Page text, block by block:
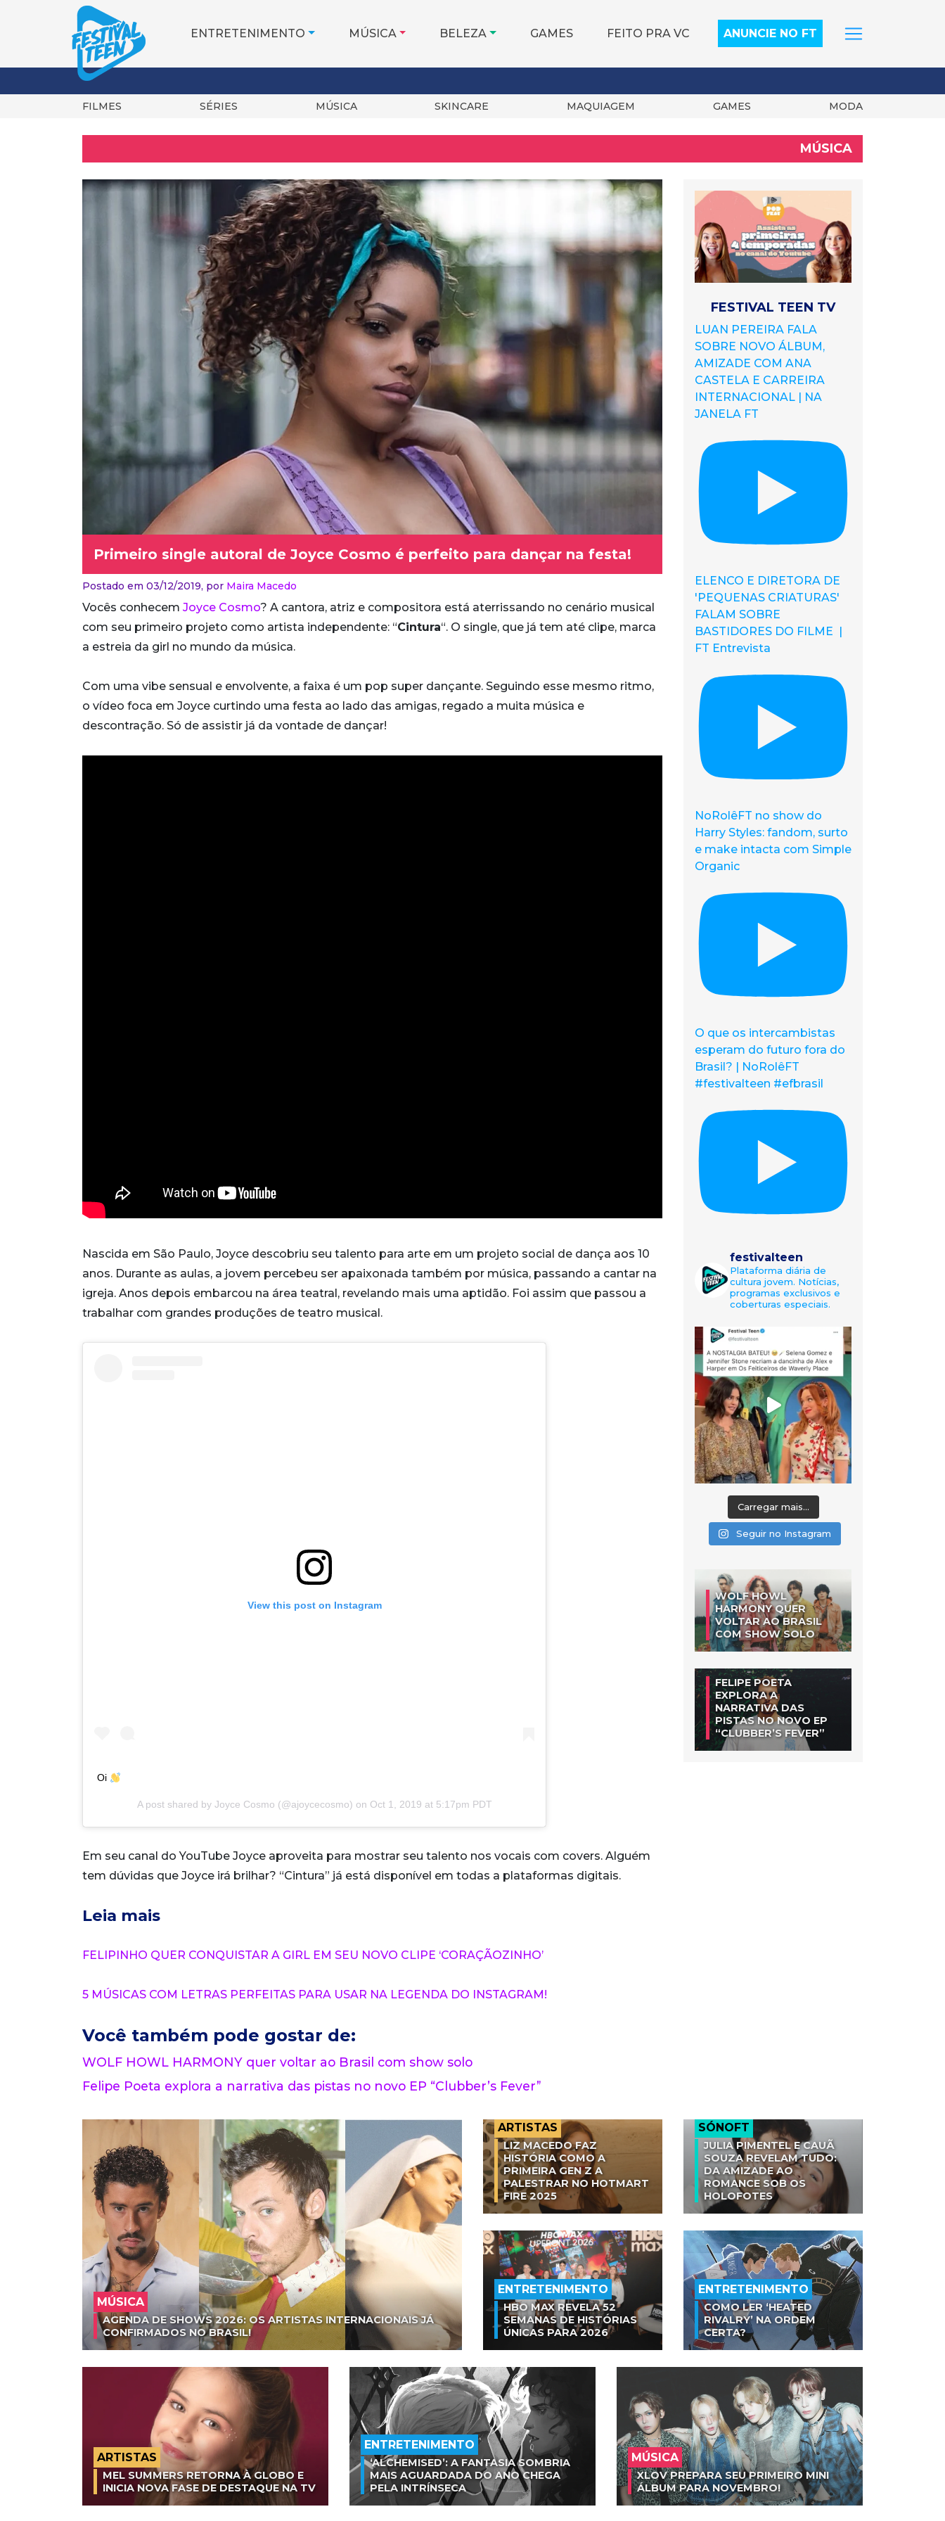
ENTRETENIMENTO MÚSICA BELEZA GAMES FEITO PRA VC ANUNCIE NO FT
FILMES SÉRIES MÚSICA SKINCARE MAQUIAGEM GAMES MODA
MÚSICA
Primeiro single autoral de Joyce Cosmo é perfeito para dançar na festa!
Postado em 03/12/2019, por Maira Macedo
Vocês conhecem Joyce Cosmo? A cantora, atriz e compositora está aterrissando no cenário musical
com seu primeiro projeto como artista independente: “Cintura“. O single, que já tem até clipe, marca
a estreia da girl no mundo da música.
Com uma vibe sensual e envolvente, a faixa é um pop super dançante. Seguindo esse mesmo ritmo,
o vídeo foca em Joyce curtindo uma festa ao lado das amigas, regado a muita música e
descontração. Só de assistir já da vontade de dançar!
Nascida em São Paulo, Joyce descobriu seu talento para arte em um projeto social de dança aos 10
anos. Durante as aulas, a jovem percebeu ser apaixonada também por música, passando a cantar na
igreja. Anos depois embarcou na área teatral, revelando mais uma aptidão. Foi assim que passou a
trabalhar com grandes produções de teatro musical.
View this post on Instagram
Oi
A post shared by Joyce Cosmo (@ajoycecosmo) on Oct 1, 2019 at 5:17pm PDT
Em seu canal do YouTube Joyce aproveita para mostrar seu talento nos vocais com covers. Alguém
tem dúvidas que Joyce irá brilhar? “Cintura” já está disponível em todas a plataformas digitais.
Leia mais
FELIPINHO QUER CONQUISTAR A GIRL EM SEU NOVO CLIPE ‘CORAÇÃOZINHO’
5 MÚSICAS COM LETRAS PERFEITAS PARA USAR NA LEGENDA DO INSTAGRAM!
Você também pode gostar de:
WOLF HOWL HARMONY quer voltar ao Brasil com show solo
Felipe Poeta explora a narrativa das pistas no novo EP “Clubber’s Fever”
FESTIVAL TEEN TV
LUAN PEREIRA FALA
SOBRE NOVO ÁLBUM,
AMIZADE COM ANA
CASTELA E CARREIRA
INTERNACIONAL | NA
JANELA FT
ELENCO E DIRETORA DE
'PEQUENAS CRIATURAS'
FALAM SOBRE
BASTIDORES DO FILME |
FT Entrevista
NoRolêFT no show do
Harry Styles: fandom, surto
e make intacta com Simple
Organic
O que os intercambistas
esperam do futuro fora do
Brasil? | NoRolêFT
#festivalteen #efbrasil
festivalteen
Plataforma diária de
cultura jovem. Notícias,
programas exclusivos e
coberturas especiais.
Carregar mais...
Seguir no Instagram
WOLF HOWL
HARMONY QUER
VOLTAR AO BRASIL
COM SHOW SOLO
FELIPE POETA
EXPLORA A
NARRATIVA DAS
PISTAS NO NOVO EP
“CLUBBER’S FEVER”
MÚSICA
AGENDA DE SHOWS 2026: OS ARTISTAS INTERNACIONAIS JÁ
CONFIRMADOS NO BRASIL!
ARTISTAS
LIZ MACEDO FAZ
HISTÓRIA COMO A
PRIMEIRA GEN Z A
PALESTRAR NO HOTMART
FIRE 2025
SÓNOFT
JULIA PIMENTEL E CAUÃ
SOUZA REVELAM TUDO:
DA AMIZADE AO
ROMANCE SOB OS
HOLOFOTES
ENTRETENIMENTO
HBO MAX REVELA 52
SEMANAS DE HISTÓRIAS
ÚNICAS PARA 2026
ENTRETENIMENTO
COMO LER ‘HEATED
RIVALRY’ NA ORDEM
CERTA?
ARTISTAS
MEL SUMMERS RETORNA À GLOBO E
INICIA NOVA FASE DE DESTAQUE NA TV
ENTRETENIMENTO
‘ALCHEMISED’: A FANTASIA SOMBRIA
MAIS AGUARDADA DO ANO CHEGA
PELA INTRÍNSECA
MÚSICA
XLOV PREPARA SEU PRIMEIRO MINI
ÁLBUM PARA NOVEMBRO!